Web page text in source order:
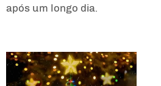
após um longo dia.